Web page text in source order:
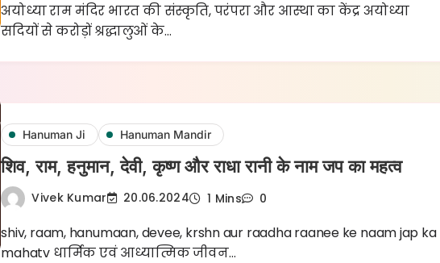
अयोध्या राम मंदिर भारत की संस्कृति, परंपरा और आस्था का केंद्र अयोध्या
सदियों से करोड़ों श्रद्धालुओं के…
Hanuman Ji Hanuman Mandir
शिव, राम, हनुमान, देवी, कृष्ण और राधा रानी के नाम जप का महत्व
Vivek Kumar 20.06.2024 1 Mins 0
shiv, raam, hanumaan, devee, krshn aur raadha raanee ke naam jap ka
mahatv धार्मिक एवं आध्यात्मिक जीवन…